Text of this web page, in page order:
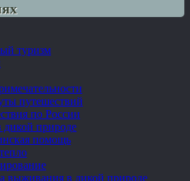
туризм
путешествий
по России
природе
помощь
выживания в дикой природе